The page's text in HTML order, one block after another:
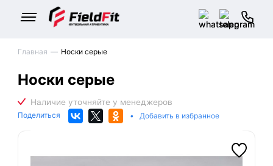
Главная Носки серые
Носки серые
Поделиться • Добавить в избранное